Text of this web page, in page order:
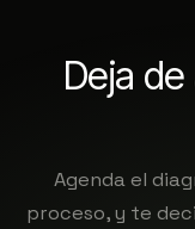
Deja
Agenda el
proceso, y te